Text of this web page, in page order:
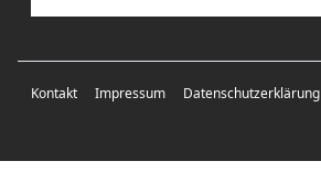
Kontakt Impressum Datenschutzerklärung